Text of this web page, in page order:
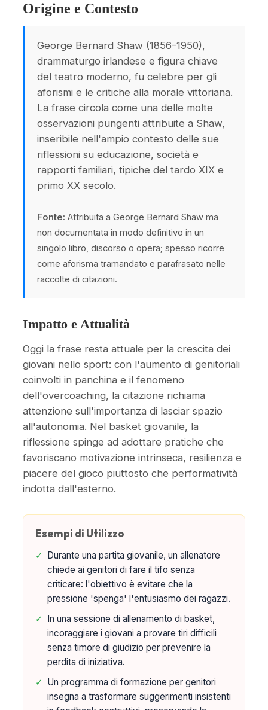
Origine e Contesto
George Bernard Shaw (1856–1950),
drammaturgo irlandese e figura chiave
del teatro moderno, fu celebre per gli
aforismi e le critiche alla morale vittoriana.
La frase circola come una delle molte
osservazioni pungenti attribuite a Shaw,
inseribile nell'ampio contesto delle sue
riflessioni su educazione, società e
rapporti familiari, tipiche del tardo XIX e
primo XX secolo.
Fonte: Attribuita a George Bernard Shaw ma
non documentata in modo definitivo in un
singolo libro, discorso o opera; spesso ricorre
come aforisma tramandato e parafrasato nelle
raccolte di citazioni.
Impatto e Attualità
Oggi la frase resta attuale per la crescita dei
giovani nello sport: con l'aumento di genitoriali
coinvolti in panchina e il fenomeno
dell'overcoaching, la citazione richiama
attenzione sull'importanza di lasciar spazio
all'autonomia. Nel basket giovanile, la
riflessione spinge ad adottare pratiche che
favoriscano motivazione intrinseca, resilienza e
piacere del gioco piuttosto che performatività
indotta dall'esterno.
Esempi di Utilizzo
✓ Durante una partita giovanile, un allenatore
chiede ai genitori di fare il tifo senza
criticare: l'obiettivo è evitare che la
pressione 'spenga' l'entusiasmo dei ragazzi.
✓ In una sessione di allenamento di basket,
incoraggiare i giovani a provare tiri difficili
senza timore di giudizio per prevenire la
perdita di iniziativa.
✓ Un programma di formazione per genitori
insegna a trasformare suggerimenti insistenti